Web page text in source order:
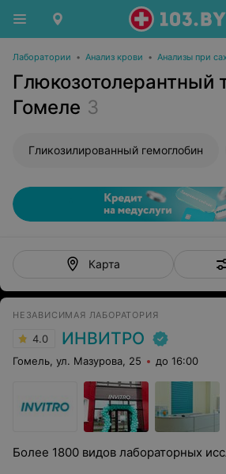
Лаборатории • Анализ крови • Анализы при
Глюкозотолерантный
Гомеле 3
Гликозилированный гемоглобин
Карта
НЕЗАВИСИМАЯ ЛАБОРАТОРИЯ
4.0 ИНВИТРО
Гомель, ул. Мазурова, 25 до 16:00
Более 1800 видов лабораторных